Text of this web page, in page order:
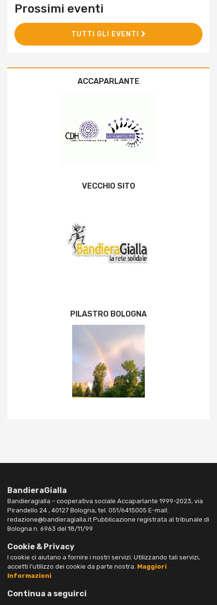
Prossimi eventi
TUTTI GLI EVENTI
ACCAPARLANTE
VECCHIO SITO
PILASTRO BOLOGNA
BandieraGialla
Bandieragialla – cooperativa sociale Accaparlante 1999-2023, via
Pirandello 24 , 40127 Bologna, tel. 051/6415005 E-mail:
redazione@bandieragialla.it Pubblicazione registrata al tribunale di
Bologna n. 6963 del 18/11/99
Cookie & Privacy
I cookie ci aiutano a fornire i nostri servizi. Utilizzando tali servizi,
accetti l’utilizzo dei cookie da parte nostra. Maggiori
Informazioni
Continua a seguirci